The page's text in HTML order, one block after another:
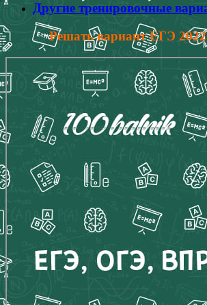
Другие тренировочные
Решать вариант ЕГЭ